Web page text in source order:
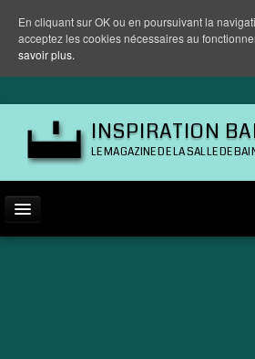
INSPIRATION
LE MAGAZINE DE LA SALLE DE
En cliquant sur OK ou en poursuivant la
acceptez les cookies nécessaires au
savoir plus.